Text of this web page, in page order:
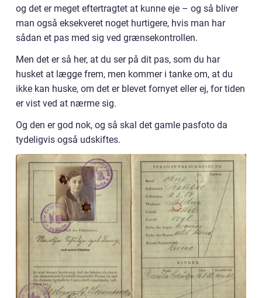
og det er meget eftertragtet at kunne eje – og så bliver
man også eksekveret noget hurtigere, hvis man har
sådan et pas med sig ved grænsekontrollen.
Men det er så her, at du ser på dit pas, som du har
husket at lægge frem, men kommer i tanke om, at du
ikke kan huske, om det er blevet fornyet eller ej, for tiden
er vist ved at nærme sig.
Og den er god nok, og så skal det gamle pasfoto da
tydeligvis også udskiftes.